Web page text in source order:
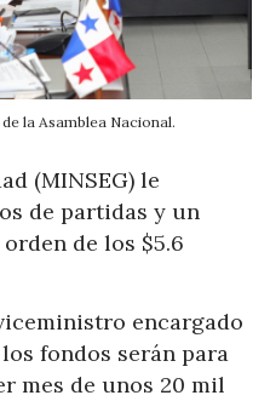
la Asamblea Nacional.
(MINSEG) le
de partidas y un
de los $5.6
encargado
fondos serán para
mes de unos 20 mil